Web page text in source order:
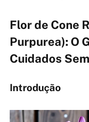
Flor de Cone
Purpurea): O
Cuidados
Introdução